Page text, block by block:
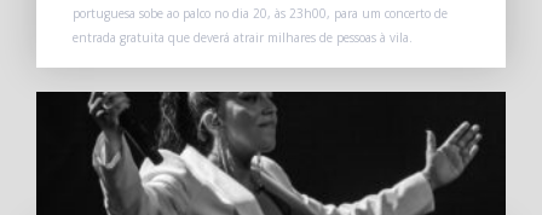
portuguesa sobe ao palco no dia 20, às 23h00, para um concerto de
entrada gratuita que deverá atrair milhares de pessoas à vila.